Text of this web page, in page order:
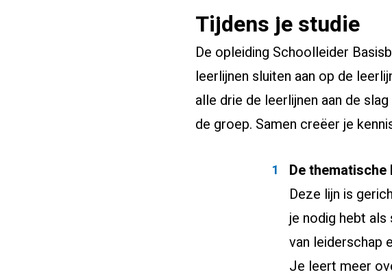
Tijdens je studie
De opleiding Schoolleider
leerlijnen sluiten aan op de
alle drie de leerlijnen aan de
de groep. Samen creëer je
De thematische
Deze lijn is
je nodig hebt
van leiderschap
Je leert meer